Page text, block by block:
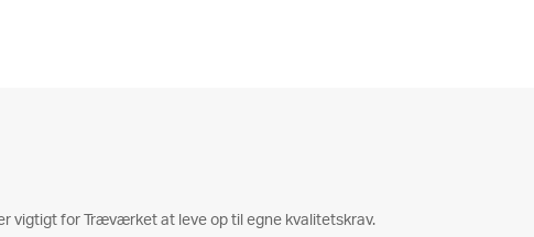
vigtigt for Træværket at leve op til egne kvalitetskrav.